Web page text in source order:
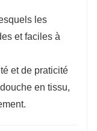
les
et faciles à
et de praticité
en tissu,